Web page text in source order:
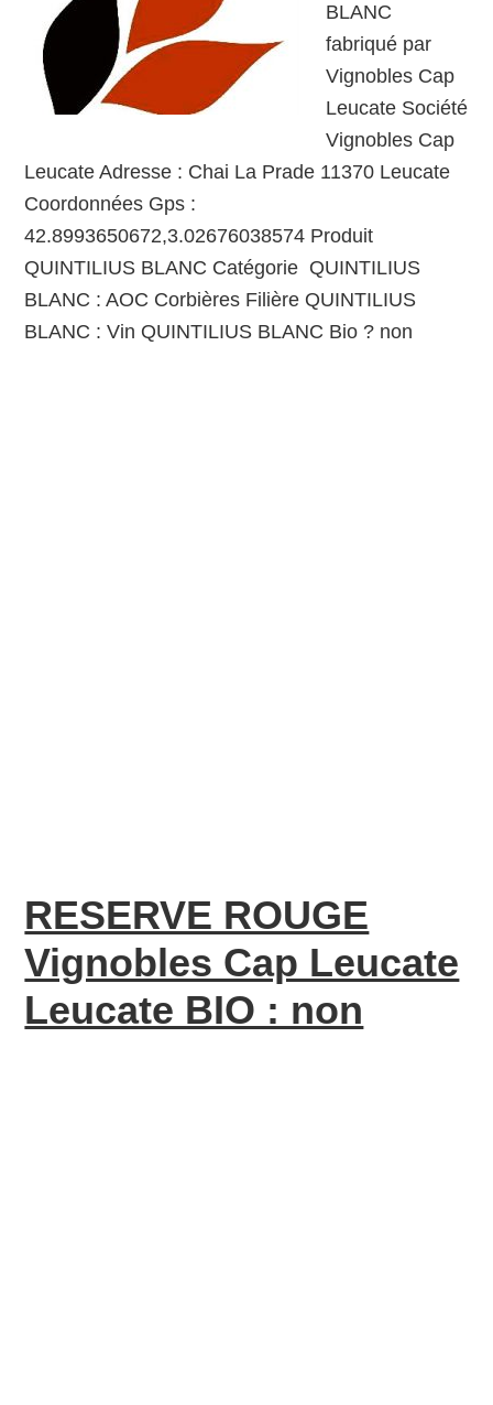
BLANC
fabriqué par
Vignobles Cap
Leucate Société
Vignobles Cap
Leucate Adresse : Chai La Prade 11370 Leucate
Coordonnées Gps :
42.8993650672,3.02676038574 Produit
QUINTILIUS BLANC Catégorie QUINTILIUS
BLANC : AOC Corbières Filière QUINTILIUS
BLANC : Vin QUINTILIUS BLANC Bio ? non
RESERVE ROUGE
Vignobles Cap Leucate
Leucate BIO : non